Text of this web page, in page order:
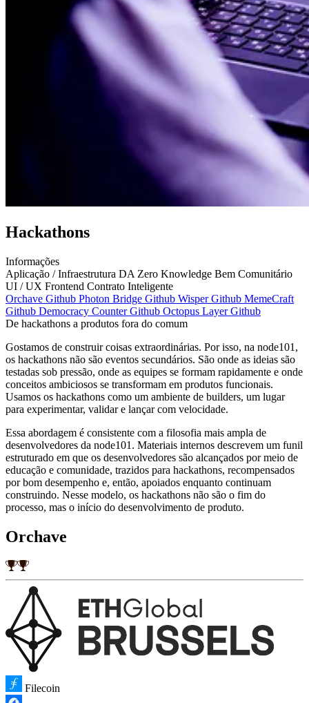
Hackathons
Informações
Aplicação / Infraestrutura DA Zero Knowledge Bem Comunitário
UI / UX Frontend Contrato Inteligente
Orchave Github Photon Bridge Github Wisper Github MemeCraft
Github Democracy Counter Github Octopus Layer Github
De hackathons a produtos fora do comum
Gostamos de construir coisas extraordinárias. Por isso, na node101,
os hackathons não são eventos secundários. São onde as ideias são
testadas sob pressão, onde as equipes se formam rapidamente e onde
conceitos ambiciosos se transformam em produtos funcionais.
Usamos os hackathons como um ambiente de builders, um lugar
para experimentar, validar e lançar com velocidade.
Essa abordagem é consistente com a filosofia mais ampla de
desenvolvedores da node101. Materiais internos descrevem um funil
estruturado em que os desenvolvedores são alcançados por meio de
educação e comunidade, trazidos para hackathons, recompensados
por bom desempenho e, então, apoiados enquanto continuam
construindo. Nesse modelo, os hackathons não são o fim do
processo, mas o início do desenvolvimento de produto.
Orchave
Filecoin